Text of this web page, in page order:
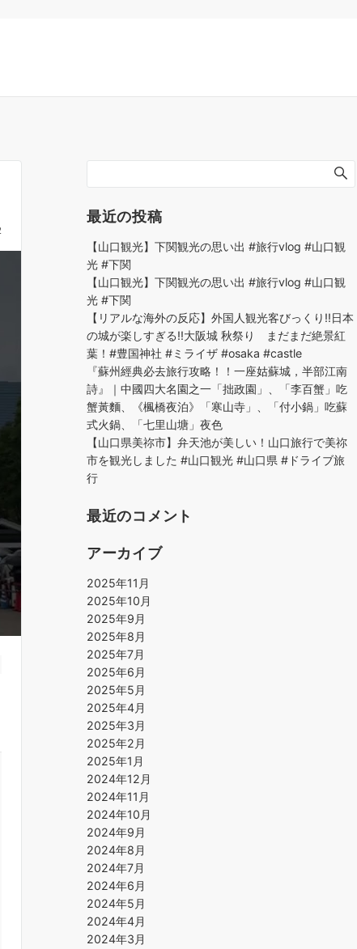
最近の投稿
【山口観光】下関観光の思い出 #旅行vlog #山口観
光 #下関
【山口観光】下関観光の思い出 #旅行vlog #山口観
光 #下関
【リアルな海外の反応】外国人観光客びっくり!!日本
の城が楽しすぎる!!大阪城 秋祭り まだまだ絶景紅
葉！#豊国神社 #ミライザ #osaka #castle
『蘇州經典必去旅行攻略！！一座姑蘇城，半部江南
詩』｜中國四大名園之一「拙政園」、「李百蟹」吃
蟹黃麵、《楓橋夜泊》「寒山寺」、「付小鍋」吃蘇
式火鍋、「七里山塘」夜色
【山口県美祢市】弁天池が美しい！山口旅行で美祢
市を観光しました #山口観光 #山口県 #ドライブ旅
行
最近のコメント
アーカイブ
2025年11月
2025年10月
2025年9月
2025年8月
2025年7月
2025年6月
2025年5月
2025年4月
2025年3月
2025年2月
2025年1月
2024年12月
2024年11月
2024年10月
2024年9月
2024年8月
2024年7月
2024年6月
2024年5月
2024年4月
2024年3月